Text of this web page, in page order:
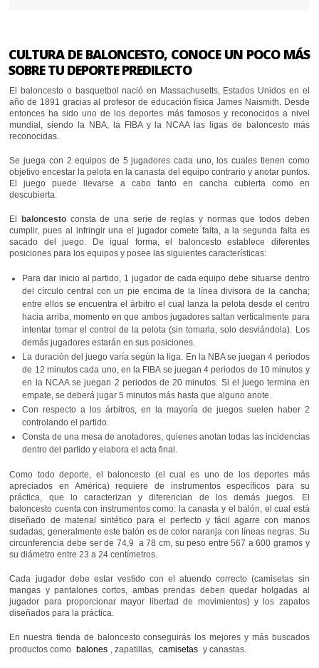
CULTURA DE BALONCESTO, CONOCE UN POCO MÁS
SOBRE TU DEPORTE PREDILECTO
El baloncesto o basquetbol nació en Massachusetts, Estados Unidos en el
año de 1891 gracias al profesor de educación física James Naismith. Desde
entonces ha sido uno de los deportes más famosos y reconocidos a nivel
mundial, siendo la NBA, la FIBA y la NCAA las ligas de baloncesto más
reconocidas.
Se juega con 2 equipos de 5 jugadores cada uno, los cuales tienen como
objetivo encestar la pelota en la canasta del equipo contrario y anotar puntos.
El juego puede llevarse a cabo tanto en cancha cubierta como en
descubierta.
Elbaloncesto consta de una serie de reglas y normas que todos deben
cumplir, pues al infringir una el jugador comete falta, a la segunda falta es
sacado del juego. De igual forma, el baloncesto establece diferentes
posiciones para los equipos y posee las siguientes características:
Para dar inicio al partido, 1 jugador de cada equipo debe situarse dentro
del círculo central con un pie encima de la línea divisora de la cancha;
entre ellos se encuentra el árbitro el cual lanza la pelota desde el centro
hacia arriba, momento en que ambos jugadores saltan verticalmente para
intentar tomar el control de la pelota (sin tomarla, solo desviándola). Los
demás jugadores estarán en sus posiciones.
La duración del juego varía según la liga. En la NBA se juegan 4 periodos
de 12 minutos cada uno, en la FIBA se juegan 4 periodos de 10 minutos y
en la NCAA se juegan 2 periodos de 20 minutos. Si el juego termina en
empate, se deberá jugar 5 minutos más hasta que alguno anote.
Con respecto a los árbitros, en la mayoría de juegos suelen haber 2
controlando el partido.
Consta de una mesa de anotadores, quienes anotan todas las incidencias
dentro del partido y elabora el acta final.
Como todo deporte, el baloncesto (el cual es uno de los deportes más
apreciados en América) requiere de instrumentos específicos para su
práctica, que lo caracterizan y diferencian de los demás juegos. El
baloncesto cuenta con instrumentos como: la canasta y el balón, el cual está
diseñado de material sintético para el perfecto y fácil agarre con manos
sudadas; generalmente este balón es de color naranja con líneas negras. Su
circunferencia debe ser de 74,9 a 78 cm, su peso entre 567 a 600 gramos y
su diámetro entre 23 a 24 centímetros.
Cada jugador debe estar vestido con el atuendo correcto (camisetas sin
mangas y pantalones cortos, ambas prendas deben quedar holgadas al
jugador para proporcionar mayor libertad de movimientos) y los zapatos
diseñados para la práctica.
En nuestra tienda de baloncesto conseguirás los mejores y más buscados
productos como balones , zapatillas, camisetas y canastas.